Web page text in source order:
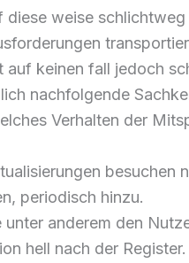
weise
auf keinen fall jedoch
nachfolgende
Verhalten der
besuchen
periodisch hinzu.
anderem den
hell nach der Register.